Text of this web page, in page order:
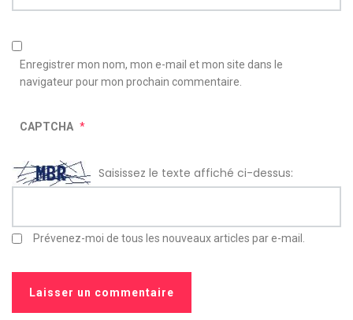
Enregistrer mon nom, mon e-mail et mon site dans le
navigateur pour mon prochain commentaire.
CAPTCHA *
Saisissez le texte affiché ci-dessus:
Prévenez-moi de tous les nouveaux articles par e-mail.